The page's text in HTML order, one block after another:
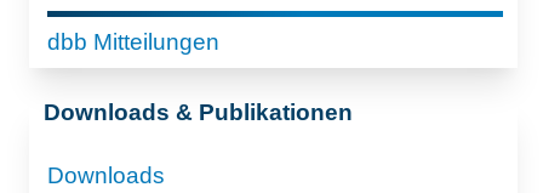
dbb Mitteilungen
Downloads & Publikationen
Downloads